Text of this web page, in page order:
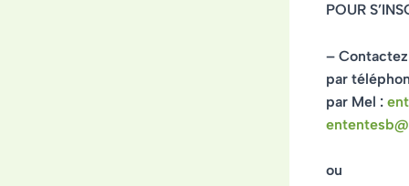
POUR
–
par
par Mel :
ou